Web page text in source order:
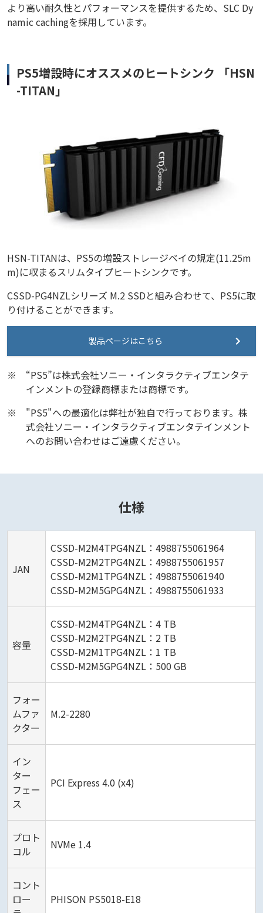
より高い耐久性とパフォーマンスを提供するため、SLC Dy
namic cachingを採用しています。
PS5増設時にオススメのヒートシンク 「HSN
-TITAN」
HSN-TITANは、PS5の増設ストレージベイの規定(11.25m
m)に収まるスリムタイプヒートシンクです。
CSSD-PG4NZLシリーズ M.2 SSDと組み合わせて、PS5に取
り付けることができます。
製品ページはこちら
※
“PS5”は株式会社ソニー・インタラクティブエンタテ
インメントの登録商標または商標です。
※
"PS5"への最適化は弊社が独自で行っております。株
式会社ソニー・インタラクティブエンタテインメント
へのお問い合わせはご遠慮ください。
仕様
JAN
CSSD-M2M4TPG4NZL：4988755061964
CSSD-M2M2TPG4NZL：4988755061957
CSSD-M2M1TPG4NZL：4988755061940
CSSD-M2M5GPG4NZL：4988755061933
容量
CSSD-M2M4TPG4NZL：4 TB
CSSD-M2M2TPG4NZL：2 TB
CSSD-M2M1TPG4NZL：1 TB
CSSD-M2M5GPG4NZL：500 GB
フォー
ムファ
クター
M.2-2280
イン
ター
フェー
ス
PCI Express 4.0 (x4)
プロト
コル
NVMe 1.4
コント
ロー
PHISON PS5018-E18